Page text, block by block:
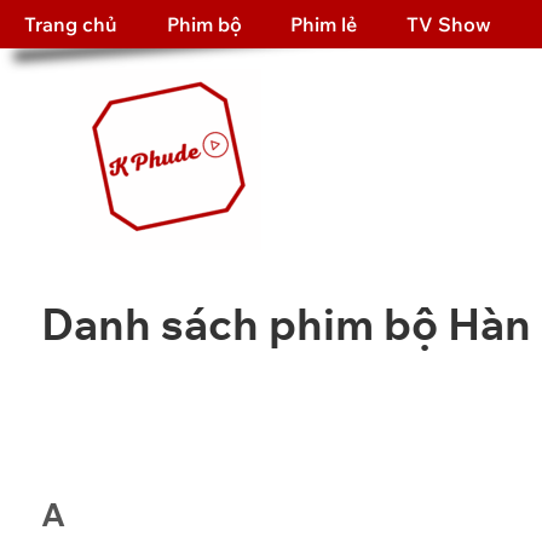
Trang chủ Phim bộ Phim lẻ TV Show
Danh sách phim bộ
A